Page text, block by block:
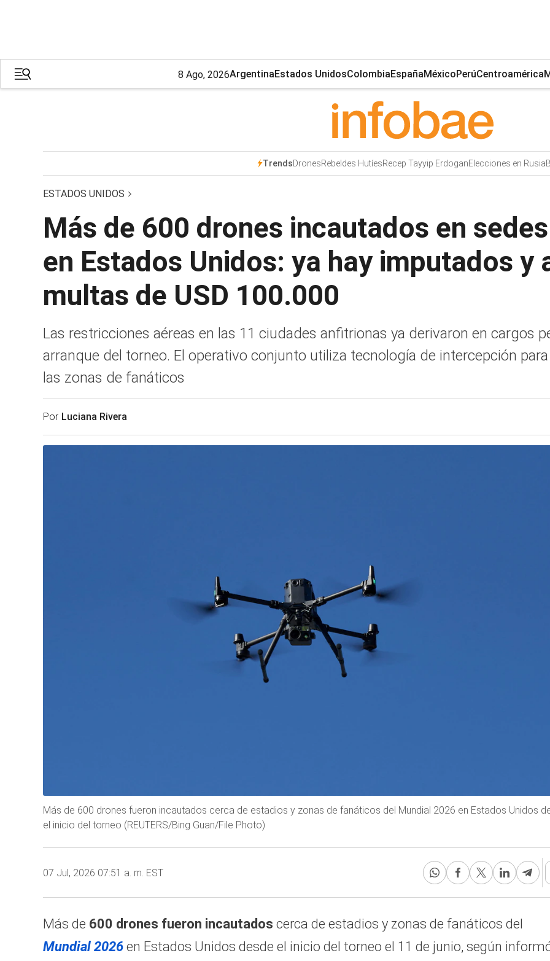
8 Ago, 2026ArgentinaEstados UnidosColombiaEspañaMéxicoPerúCentroamérica
TrendsDronesRebeldes HutíesRecep Tayyip ErdoganElecciones en Rusia
ESTADOS UNIDOS
Más de 600 drones incautados en
en Estados Unidos: ya hay imputados y
multas de USD 100.000
Las restricciones aéreas en las 11 ciudades anfitrionas ya derivaron en cargos
arranque del torneo. El operativo conjunto utiliza tecnología de intercepción
las zonas de fanáticos
Por Luciana Rivera
Más de 600 drones fueron incautados cerca de estadios y zonas de fanáticos del Mundial 2026 en Estados Unidos
el inicio del torneo (REUTERS/Bing Guan/File Photo)
07 Jul, 2026 07:51 a. m. EST
Más de 600 drones fueron incautados cerca de estadios y zonas de fanáticos del
Mundial 2026 en Estados Unidos desde el inicio del torneo el 11 de junio, según